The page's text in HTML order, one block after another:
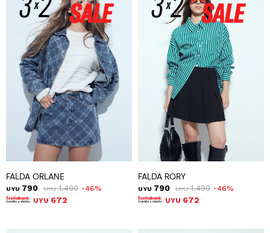
FALDA ORLANE
UYU 790 UYU 1.490 46
UYU 672
FALDA RORY
UYU 790 UYU 1.490 46
UYU 672